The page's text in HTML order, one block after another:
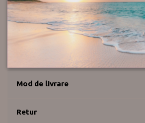
65% lana, 35% Polyester
Produs in China
Marimea 4 - XL
Mod de livrare
Retur